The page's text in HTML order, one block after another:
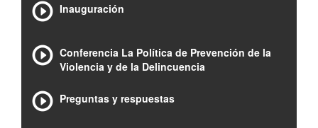
Inauguración
Conferencia La Política de Prevención de la
Violencia y de la Delincuencia
Preguntas y respuestas